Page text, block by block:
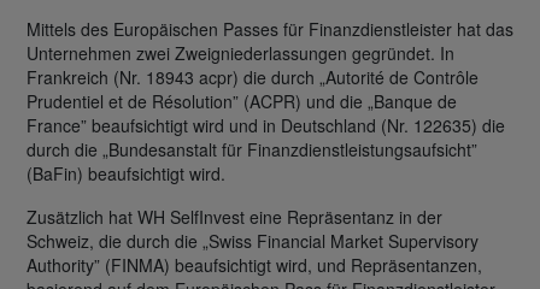
Mittels des Europäischen Passes für Finanzdienstleister hat das
Unternehmen zwei Zweigniederlassungen gegründet. In
Frankreich (Nr. 18943 acpr) die durch „Autorité de Contrôle
Prudentiel et de Résolution” (ACPR) und die „Banque de
France” beaufsichtigt wird und in Deutschland (Nr. 122635) die
durch die „Bundesanstalt für Finanzdienstleistungsaufsicht”
(BaFin) beaufsichtigt wird.
Zusätzlich hat WH SelfInvest eine Repräsentanz in der
Schweiz, die durch die „Swiss Financial Market Supervisory
Authority” (FINMA) beaufsichtigt wird, und Repräsentanzen,